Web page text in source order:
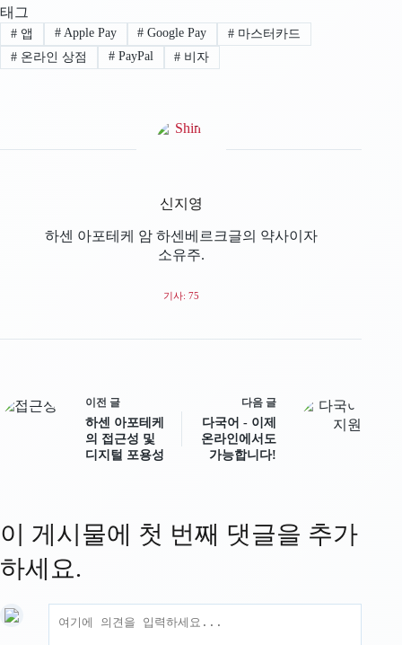
태그
#앱 #Apple Pay # Google Pay # 마스터카드
#온라인 상점 #PayPal # 비자
신지영
하센 아포테케 암 하센베르크글의 약사이자
소유주.
기사: 75
이전 글
하센 아포테케
의 접근성 및
디지털 포용성
다음 글
다국어 - 이제
온라인에서도
가능합니다!
이 게시물에 첫 번째 댓글을 추가
하세요.